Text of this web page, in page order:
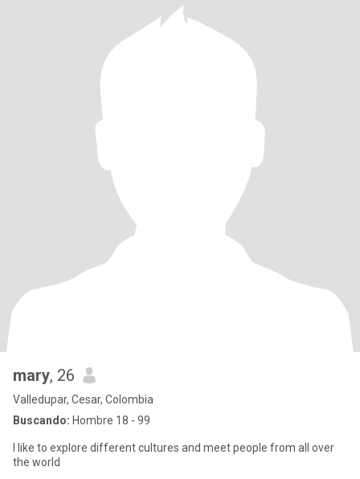
mary, 26
Valledupar, Cesar, Colombia
Buscando: Hombre 18 - 99
I like to explore different cultures and meet people from all over
the world